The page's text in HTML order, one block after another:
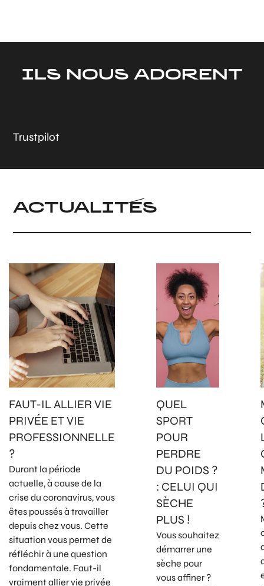
ILS NOUS ADORENT
Trustpilot
ACTUALITÉS
FAUT-IL ALLIER VIE
PRIVÉE ET VIE
PROFESSIONNELLE
?
Durant la période
actuelle, à cause de la
crise du coronavirus, vous
êtes poussés à travailler
depuis chez vous. Cette
situation vous permet de
réfléchir à une question
fondamentale. Faut-il
vraiment allier vie privée
QUEL
SPORT
POUR
PERDRE
DU POIDS ?
: CELUI QUI
SÈCHE
PLUS !
Vous souhaitez
démarrer une
sèche pour
vous affiner ?